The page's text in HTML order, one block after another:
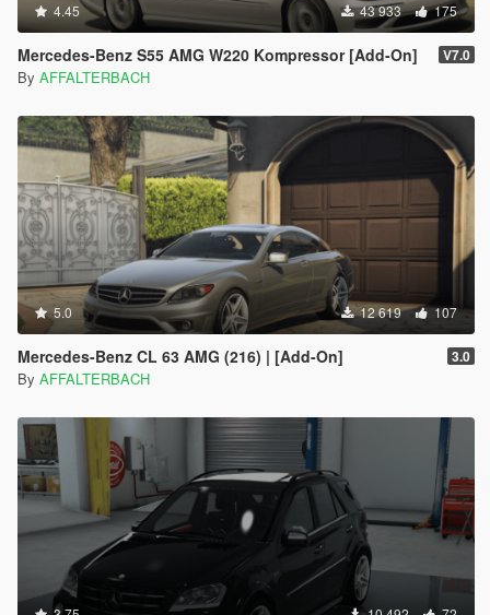
4.45 43 933 175
Mercedes-Benz S55 AMG W220 Kompressor [Add-On] V7.0
By AFFALTERBACH
5.0 12 619 107
Mercedes-Benz CL 63 AMG (216) | [Add-On] 3.0
By AFFALTERBACH